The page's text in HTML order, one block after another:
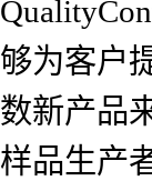
够为客户
数新产品
样品生产